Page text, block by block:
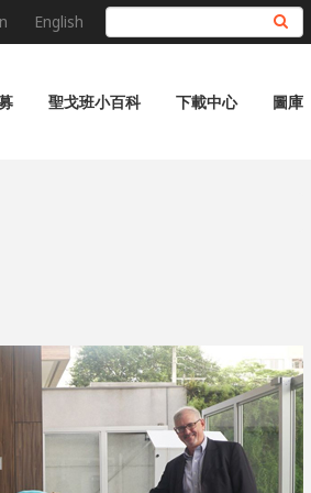
English
聖戈班小百科 下載中心 圖庫